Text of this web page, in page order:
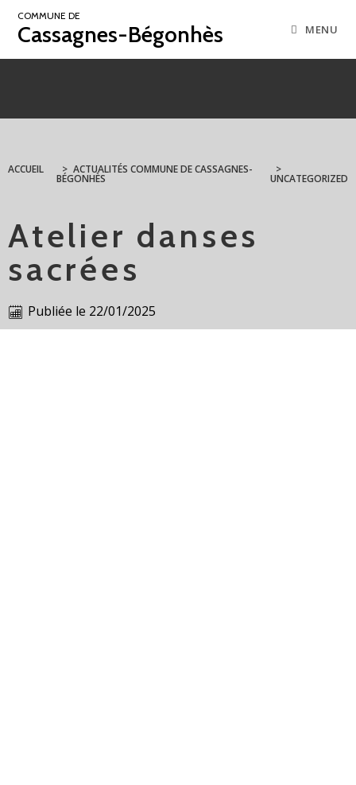
COMMUNE DE
Cassagnes-Bégonhès MENU
ACCUEIL > ACTUALITÉS COMMUNE DE CASSAGNES-
BÉGONHÈS
>
UNCATEGORIZED
Atelier danses
sacrées
Publiée le 22/01/2025